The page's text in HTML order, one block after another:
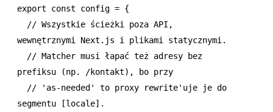
export const config = {
wewnętrznymi Next.js i plikami statycznymi.
prefiksu (np. /kontakt), bo przy
segmentu [locale].